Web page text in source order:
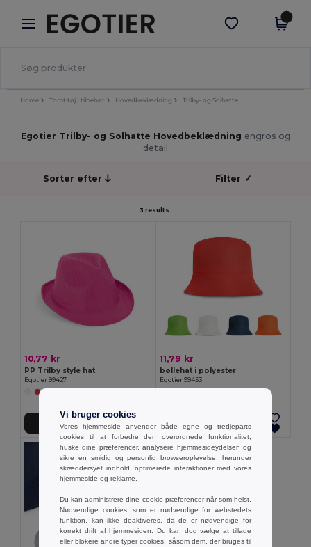
× Egotier-app
Bedre priser i appen!
Hent app
Home Tomt tøj | tilbehør Hovedbeklædning Trilby- og Solhatte
Egotier Trilby- og Solhatte Hovedbeklædning engros og
detail
Sorter efter Filter ✓
3 results.
10,77 kr
PP Trilby style hat
Egotier 99427
Tilføj Til Kurv
11,79 kr
bøllehat i polyester
Egotier 99453
Vi bruger cookies
Vores hjemmeside anvender både egne og tredjeparts
cookies til at forbedre den overordnede funktionalitet,
huske dine præferencer, analysere hjemmesideydelsen og
sikre en smidig og personlig browseroplevelse, herunder
skræddersyet indhold, optimerede interaktioner med vores
hjemmeside og reklame.
Du kan administrere dine cookie-præferencer når som helst.
Nødvendige cookies, som er nødvendige for webstedets
funktion, kan ikke deaktiveres, da de er nødvendige for
korrekt drift af hjemmesiden. Du kan dog vælge at tillade
eller blokere andre typer cookies, såsom dem, der bruges til